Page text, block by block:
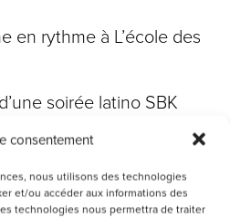
consentement
nous utilisons des technologies
et/ou accéder aux informations des
technologies nous permettra de traiter
en rythme à L’école des
soirée latino SBK